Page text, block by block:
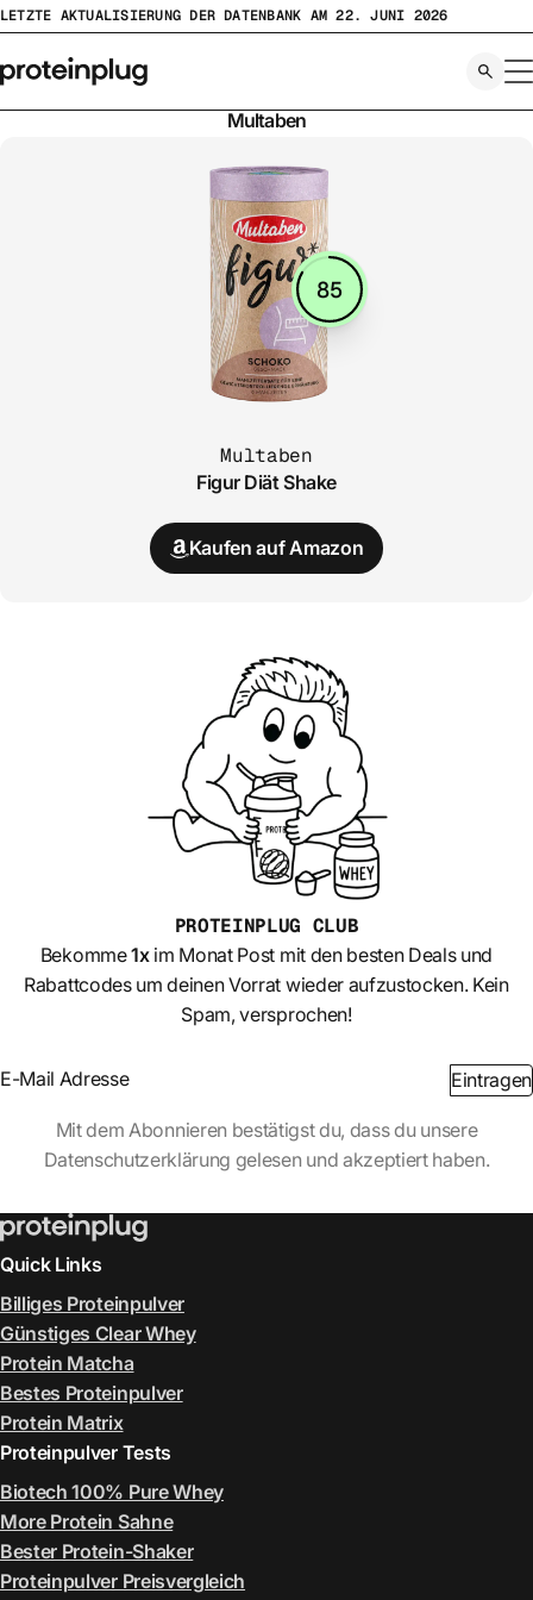
Zum
springen
LETZTE AKTUALISIERUNG DER DATENBANK AM 22. JUNI 2026
Multaben
85
Multaben
Figur Diät Shake
Kaufen auf Amazon
PROTEINPLUG CLUB
Bekomme1xim Monat Post mit den besten Deals und
Rabattcodes um deinen Vorrat wieder aufzustocken. Kein
Spam, versprochen!
Section Eintragen
AbschnittMit dem Abonnieren bestätigst du, dass du unsere
Datenschutzerklärung gelesen und akzeptiert haben.
Quick Links
Billiges Proteinpulver
Günstiges Clear Whey
Protein Matcha
Bestes Proteinpulver
Protein Matrix
Proteinpulver Tests
Biotech 100% Pure Whey
More Protein Sahne
Bester Protein-Shaker
Proteinpulver Preisvergleich